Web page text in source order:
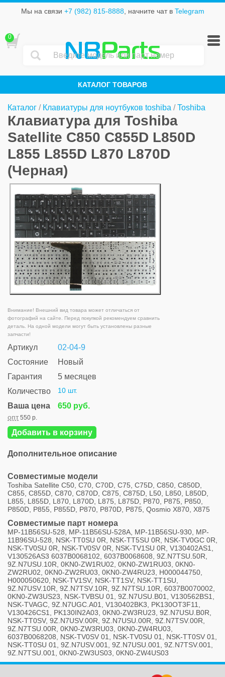
Мы на связи +7 (982) 815-8888, начните чат в Telegram
NBParts
КАТАЛОГ ТОВАРОВ
0
Каталог / Клавиатуры для ноутбуков toshiba /Toshiba
Клавиатура для Toshiba
Satellite C850 C855D L850D
L855 L855D L870 L870D
(Черная)
Внимание! Внешний вид товара может отличаться от
фотографий на сайте. Перед покупкой рекомендуем сравнить
деталь. На одной модели могут быть установлены разные
запчасти!
Артикул
02-04-9
Состояние
Новый
Гарантия
5 месяцев
Количество
10 шт.
Ваша цена 650 руб.
опт 550 р.
Добавить в корзину
Дополнительное описание
Совместимые модели
Toshiba Satellite C50, C70, C70D, C75, C75D, C850, C850D,
C855, C855D, C870, C870D, C875, C875D, L50, L850, L850D,
L855, L855D, L870, L870D, L875, L875D, P870, P875, P850,
P850D, P855, P855D, P870, P870D, P875, Qosmio X870, X875
Совместимые парт номера
MP-11B56SU-528, MP-11B56SU-528A, MP-11B56SU-930, MP-
11B96SU-528, NSK-TT0SU 0R, NSK-TT5SU 0R, NSK-TV0GC 0R,
NSK-TV0SU 0R, NSK-TV0SV 0R, NSK-TV1SU 0R, V130402AS1,
V130526AS3 6037B0068102, 6037B0068608, 9Z.N7TSU.50R,
9Z.N7USU.10R, 0KN0-ZW1RU02, 0KN0-ZW1RU03, 0KN0-
ZW2RU02, 0KN0-ZW2RU03, 0KN0-ZW4RU23, H000044750,
H000050620, NSK-TV1SV, NSK-TT1SV, NSK-TT1SU,
9Z.N7USV.10R, 9Z.N7TSV.10R, 9Z.N7TSU.10R, 6037B0070002,
0KN0-ZW3US23, NSK-TVBSU 01, 9Z.N7USU.B01, V130562BS1,
NSK-TVAGC, 9Z.N7UGC.A01, V130402BK3, PK130OT3F11,
V130426CS1, PK130IN2A03, 0KN0-ZW3RU23, 9Z.N7USU.B0R,
NSK-TT0SV, 9Z.N7USV.00R, 9Z.N7USU.00R, 9Z.N7TSV.00R,
9Z.N7TSU.00R, 0KN0-ZW3RU03, 0KN0-ZW4RU03,
6037B0068208, NSK-TV0SV 01, NSK-TV0SU 01, NSK-TT0SV 01,
NSK-TT0SU 01, 9Z.N7USV.001, 9Z.N7USU.001, 9Z.N7TSV.001,
9Z.N7TSU.001, 0KN0-ZW3US03, 0KN0-ZW4US03